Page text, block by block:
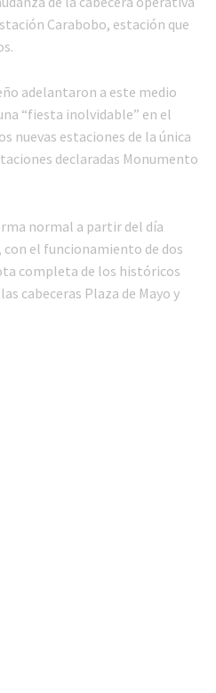
Carabobo, estación que
adelantaron a este medio
“fiesta inolvidable” en el
nuevas estaciones de la única
declaradas Monumento
normal a partir del día
el funcionamiento de dos
completa de los históricos
cabeceras Plaza de Mayo y